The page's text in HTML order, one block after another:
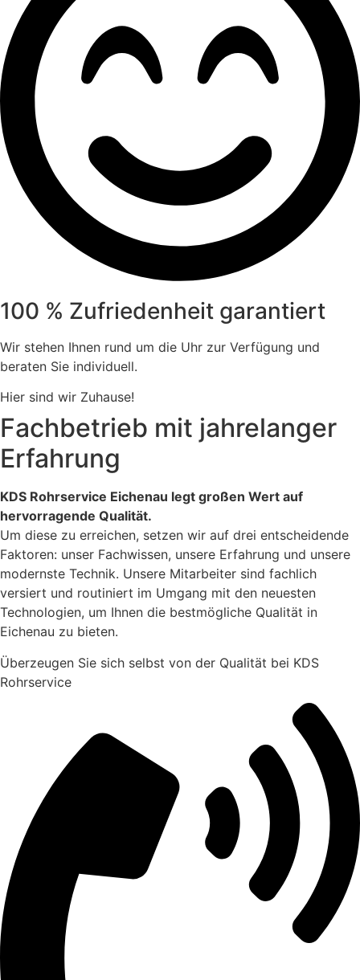
100 % Zufriedenheit garantiert
Wir stehen Ihnen rund um die Uhr zur Verfügung und
beraten Sie individuell.
Hier sind wir Zuhause!
Fachbetrieb mit jahrelanger
Erfahrung
KDS Rohrservice Eichenau legt großen Wert auf
hervorragende Qualität.
Um diese zu erreichen, setzen wir auf drei entscheidende
Faktoren: unser Fachwissen, unsere Erfahrung und unsere
modernste Technik. Unsere Mitarbeiter sind fachlich
versiert und routiniert im Umgang mit den neuesten
Technologien, um Ihnen die bestmögliche Qualität in
Eichenau zu bieten.
Überzeugen Sie sich selbst von der Qualität bei KDS
Rohrservice